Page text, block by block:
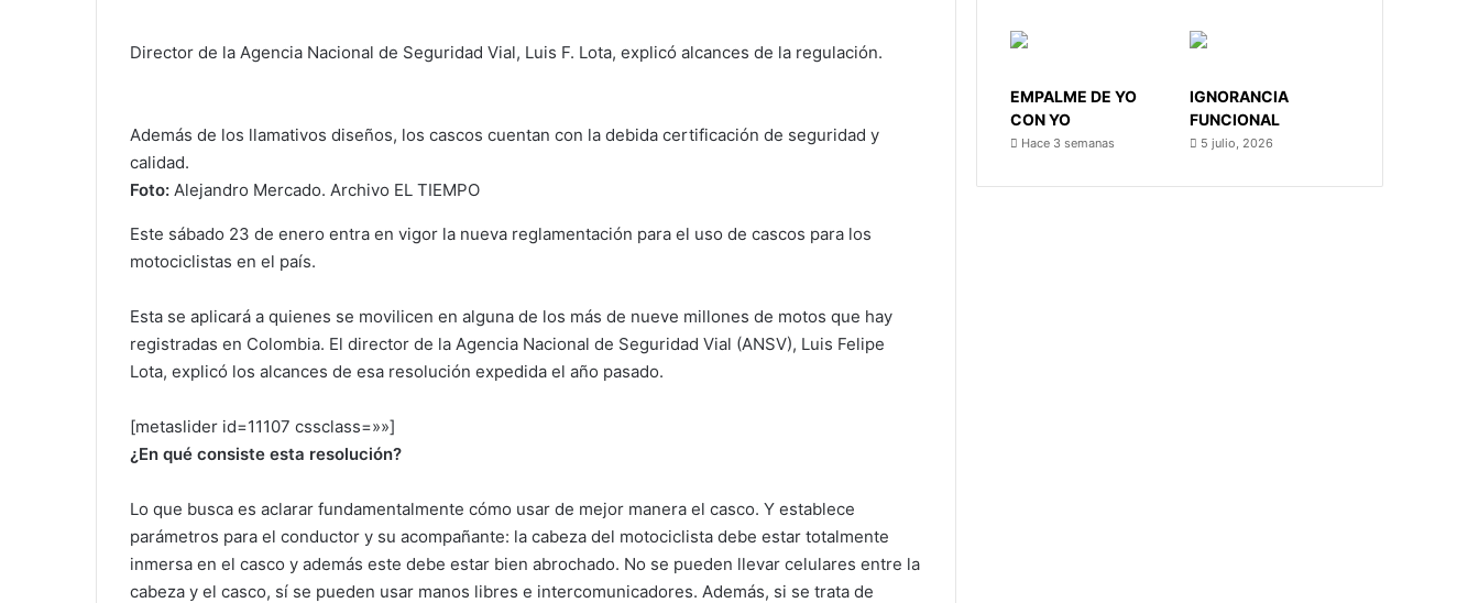
Director de la Agencia Nacional de Seguridad Vial, Luis F. Lota, explicó alcances de la regulación.
Además de los llamativos diseños, los cascos cuentan con la debida certificación de seguridad y
calidad.
Foto: Alejandro Mercado. Archivo EL TIEMPO
Este sábado 23 de enero entra en vigor la nueva reglamentación para el uso de cascos para los
motociclistas en el país.
Esta se aplicará a quienes se movilicen en alguna de los más de nueve millones de motos que hay
registradas en Colombia. El director de la Agencia Nacional de Seguridad Vial (ANSV), Luis Felipe
Lota, explicó los alcances de esa resolución expedida el año pasado.
[metaslider id=11107 cssclass=»»]
¿En qué consiste esta resolución?
Lo que busca es aclarar fundamentalmente cómo usar de mejor manera el casco. Y establece
parámetros para el conductor y su acompañante: la cabeza del motociclista debe estar totalmente
inmersa en el casco y además este debe estar bien abrochado. No se pueden llevar celulares entre la
cabeza y el casco, sí se pueden usar manos libres e intercomunicadores. Además, si se trata de
EMPALME DE YO
CON YO
Hace 3 semanas
IGNORANCIA
FUNCIONAL
5 julio, 2026